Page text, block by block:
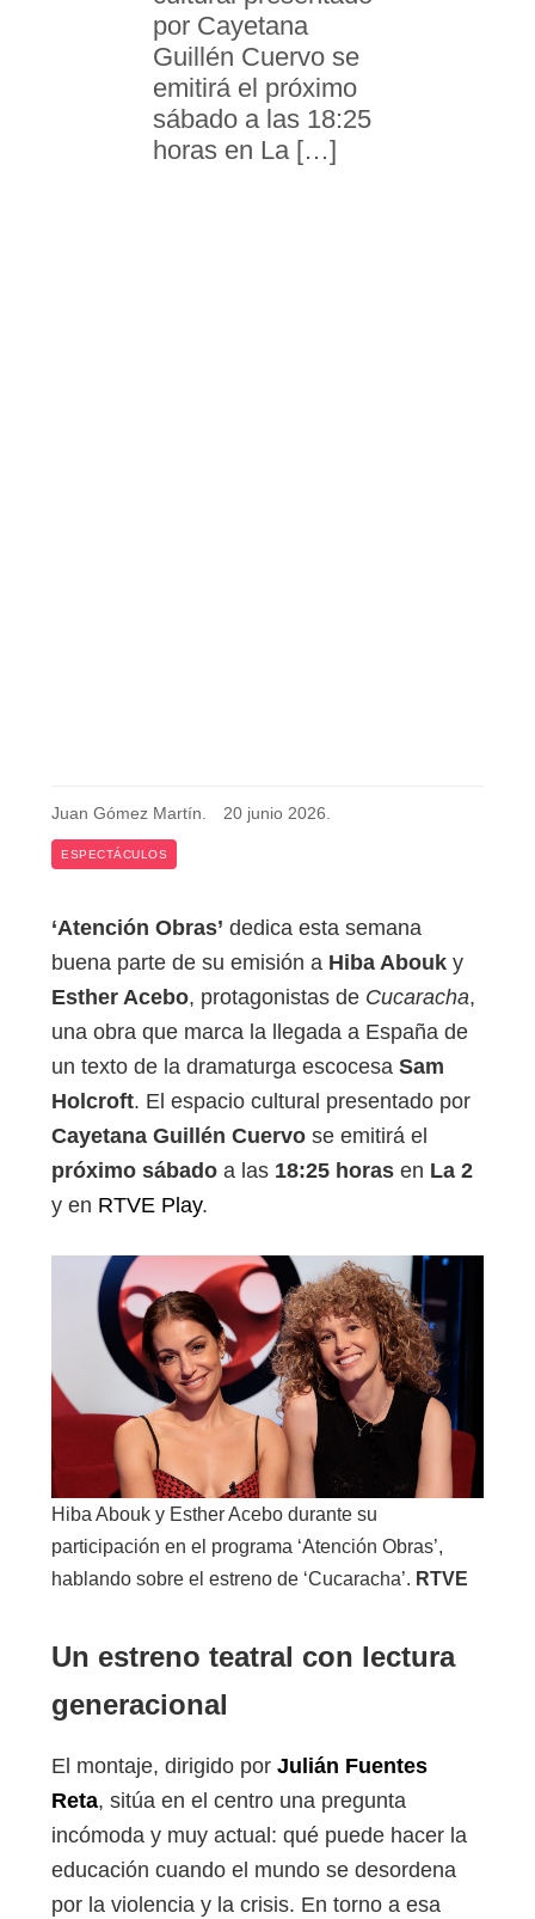
por Cayetana
Guillén Cuervo se
emitirá el próximo
sábado a las 18:25
horas en La […]
Juan Gómez Martín. 20 junio 2026.
ESPECTÁCULOS
‘Atención Obras’ dedica esta semana
buena parte de su emisión a Hiba Abouk y
Esther Acebo, protagonistas de Cucaracha,
una obra que marca la llegada a España de
un texto de la dramaturga escocesa Sam
Holcroft. El espacio cultural presentado por
Cayetana Guillén Cuervo se emitirá el
próximo sábado a las 18:25 horas en La 2
y en RTVE Play.
Hiba Abouk y Esther Acebo durante su
participación en el programa ‘Atención Obras’,
hablando sobre el estreno de ‘Cucaracha’. RTVE
Un estreno teatral con lectura
generacional
El montaje, dirigido por Julián Fuentes
Reta, sitúa en el centro una pregunta
incómoda y muy actual: qué puede hacer la
educación cuando el mundo se desordena
por la violencia y la crisis. En torno a esa